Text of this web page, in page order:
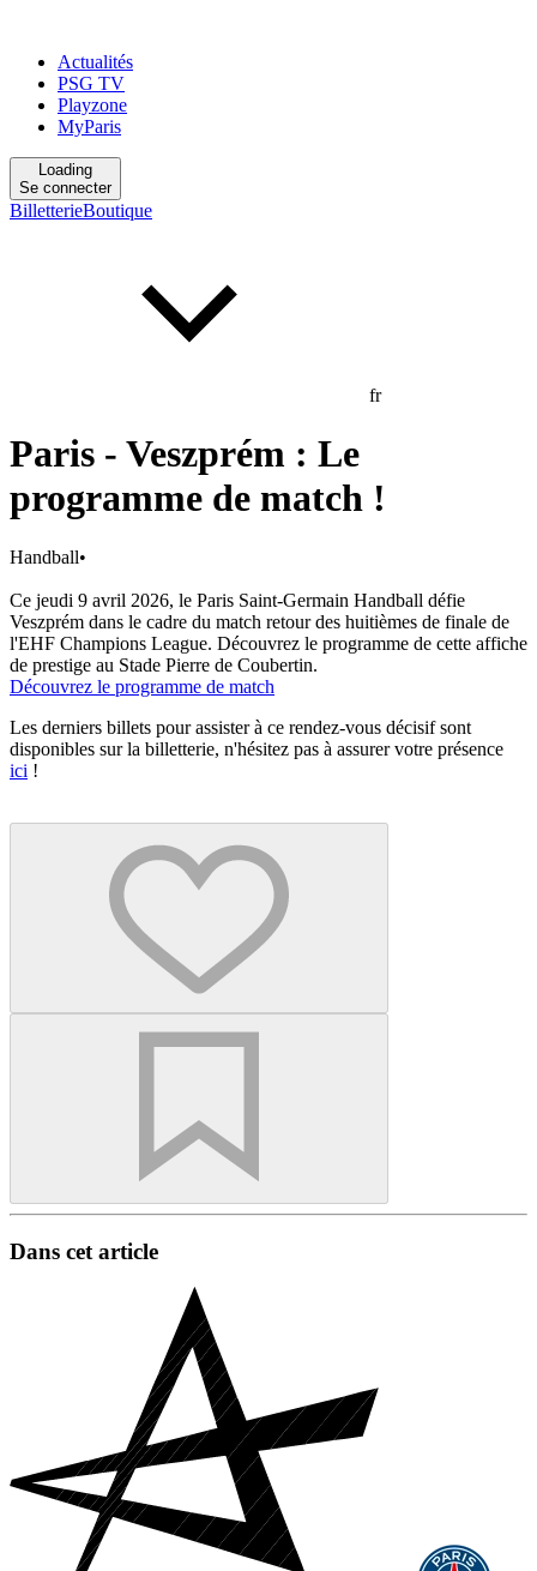
Actualités
PSG TV
Playzone
MyParis
Loading
Se connecter
BilletterieBoutique
fr
Paris - Veszprém : Le
programme de match !
Handball•
Ce jeudi 9 avril 2026, le Paris Saint-Germain Handball défie
Veszprém dans le cadre du match retour des huitièmes de finale de
l'EHF Champions League. Découvrez le programme de cette affiche
de prestige au Stade Pierre de Coubertin.
Découvrez le programme de match
Les derniers billets pour assister à ce rendez-vous décisif sont
disponibles sur la billetterie, n'hésitez pas à assurer votre présence
ici !
Dans cet article